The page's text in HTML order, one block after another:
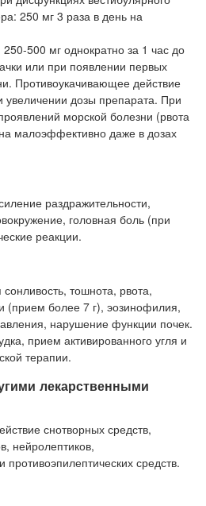
250 мг 3 раза в день на
500 мг однократно за 1 час до
или при появлении первых
Противоукачивающее действие
дозы препарата. При
морской болезни (рвота
малоэффективно даже в дозах
раздражительности,
головная боль (при
реакции.
тошнота, рвота,
(прием более 7 г), эозинофилия,
нарушение функции почек.
прием активированного угля и
терапии.
лекарственными
снотворных средств,
нейролептиков,
противоэпилептических средств.